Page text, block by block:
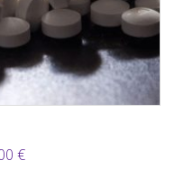
€Preisspanne: